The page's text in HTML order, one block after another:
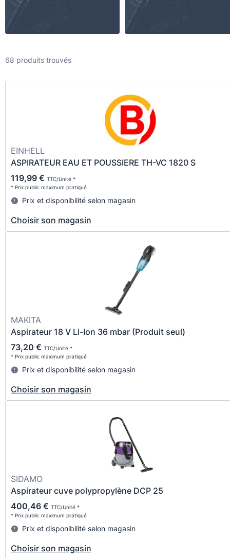
68 produits trouvés
EINHELL
ASPIRATEUR EAU ET POUSSIERE TH-VC 1820 S
119,99 € TTC/Unité *
* Prix public maximum pratiqué
Prix et disponibilité selon magasin
Choisir son magasin
MAKITA
Aspirateur 18 V Li-Ion 36 mbar (Produit seul)
73,20 € TTC/Unité *
* Prix public maximum pratiqué
Prix et disponibilité selon magasin
Choisir son magasin
SIDAMO
Aspirateur cuve polypropylène DCP 25
400,46 € TTC/Unité *
* Prix public maximum pratiqué
Prix et disponibilité selon magasin
Choisir son magasin